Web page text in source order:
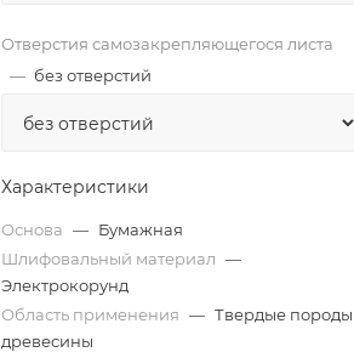
Отверстия самозакрепляющегося листа
— без отверстий
Характеристики
Основа — Бумажная
Шлифовальный материал —
Электрокорунд
Область применения — Твердые породы
древесины